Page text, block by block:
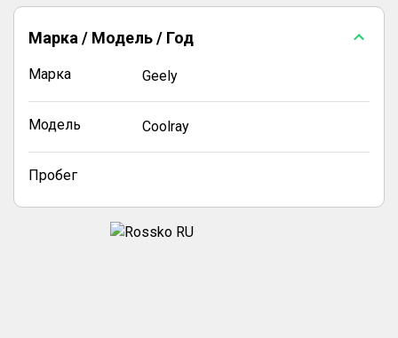
Марка / Модель / Год
Марка Geely
Модель Coolray
Пробег